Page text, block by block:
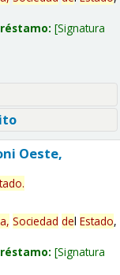
Signatura
Oeste,
.
Sociedad del Estado,
Signatura